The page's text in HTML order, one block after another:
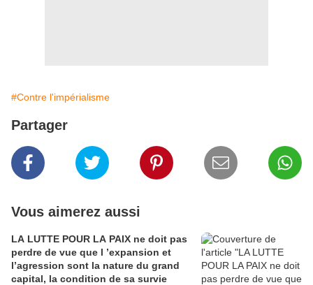
#Contre l'impérialisme
Partager
Vous aimerez aussi
LA LUTTE POUR LA PAIX ne doit pas
perdre de vue que l ’expansion et
l’agression sont la nature du grand
capital, la condition de sa survie